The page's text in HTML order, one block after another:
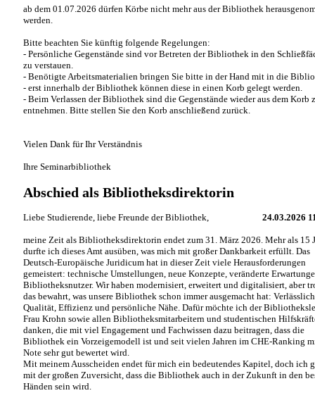
ab dem 01.07.2026 dürfen Körbe nicht mehr aus der Bibliothek
werden.
Bitte beachten Sie künftig folgende Regelungen:
- Persönliche Gegenstände sind vor Betreten der Bibliothek in den
zu verstauen.
- Benötigte Arbeitsmaterialien bringen Sie bitte in der Hand mit in die
- erst innerhalb der Bibliothek können diese in einen Korb gelegt werden.
- Beim Verlassen der Bibliothek sind die Gegenstände wieder aus dem Korb
entnehmen. Bitte stellen Sie den Korb anschließend zurück.
Vielen Dank für Ihr Verständnis
Ihre Seminarbibliothek
Abschied als Bibliotheksdirektorin
24.03.2026
Liebe Studierende, liebe Freunde der Bibliothek,
meine Zeit als Bibliotheksdirektorin endet zum 31. März 2026. Mehr als 15
durfte ich dieses Amt ausüben, was mich mit großer Dankbarkeit erfüllt. Das
Deutsch-Europäische Juridicum hat in dieser Zeit viele Herausforderungen
gemeistert: technische Umstellungen, neue Konzepte, veränderte
Bibliotheksnutzer. Wir haben modernisiert, erweitert und digitalisiert, aber
das bewahrt, was unsere Bibliothek schon immer ausgemacht hat:
Qualität, Effizienz und persönliche Nähe. Dafür möchte ich der
Frau Krohn sowie allen Bibliotheksmitarbeitern und studentischen
danken, die mit viel Engagement und Fachwissen dazu beitragen, dass die
Bibliothek ein Vorzeigemodell ist und seit vielen Jahren im CHE-Ranking
Note sehr gut bewertet wird.
Mit meinem Ausscheiden endet für mich ein bedeutendes Kapitel, doch ich
mit der großen Zuversicht, dass die Bibliothek auch in der Zukunft in den
Händen sein wird.